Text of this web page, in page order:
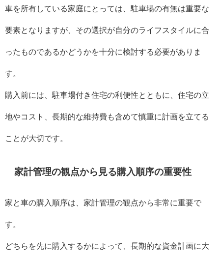
車を所有している家庭にとっては、駐車場の有無は重要な
要素となりますが、その選択が自分のライフスタイルに合
ったものであるかどうかを十分に検討する必要がありま
す。
購入前には、駐車場付き住宅の利便性とともに、住宅の立
地やコスト、長期的な維持費も含めて慎重に計画を立てる
ことが大切です。
家計管理の観点から見る購入順序の重要性
家と車の購入順序は、家計管理の観点から非常に重要で
す。
どちらを先に購入するかによって、長期的な資金計画に大